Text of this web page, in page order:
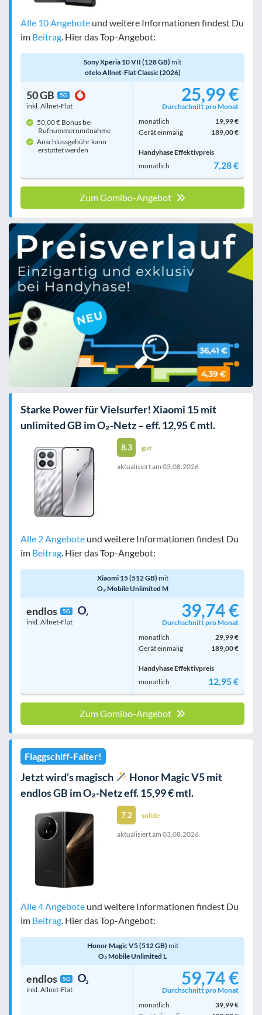
Alle 10 Angebote und weitere Informationen findest Du
im Beitrag. Hier das Top-Angebot:
Sony Xperia 10 VII (128 GB) mit
otelo Allnet-Flat Classic (2026)
50 GB 5G
inkl. Allnet-Flat
50,00 € Bonus bei
Rufnummern­mitnahme
Anschlussgebühr kann
erstattet werden
25,99 €
Durchschnitt pro Monat
monatlich
19,99 €
Gerät einmalig
189,00 €
Handyhase Effektivpreis
monatlich
7,28 €
Zum Gomibo-Angebot
Starke Power für Vielsurfer! Xiaomi 15 mit
unlimited GB im O₂-Netz – eff. 12,95 € mtl.
8.3 gut
aktualisiert am 03.08.2026
Alle 2 Angebote und weitere Informationen findest Du
im Beitrag . Hier das Top-Angebot:
Xiaomi 15 (512 GB) mit
O₂ Mobile Unlimited M
endlos 5G
inkl. Allnet-Flat
39,74 €
Durchschnitt pro Monat
monatlich
29,99 €
Gerät einmalig
189,00 €
Handyhase Effektivpreis
monatlich
12,95 €
Zum Gomibo-Angebot
Flaggschiff-Falter!
Jetzt wird’s magisch
Honor Magic V5 mit
endlos GB im O₂-Netz eff. 15,99 € mtl.
7.2 solide
aktualisiert am 03.08.2026
Alle 4 Angebote und weitere Informationen findest Du
im Beitrag . Hier das Top-Angebot:
Honor Magic V5 (512 GB) mit
O₂ Mobile Unlimited L
endlos 5G
inkl. Allnet-Flat
59,74 €
Durchschnitt pro Monat
monatlich
39,99 €